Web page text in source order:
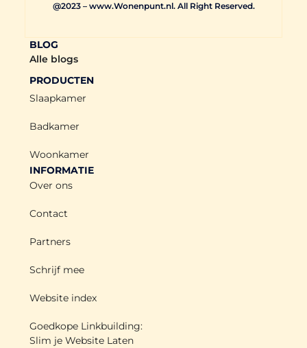
@2023 – www.Wonenpunt.nl. All Right Reserved.
BLOG
Alle blogs
PRODUCTEN
Slaapkamer
Badkamer
Woonkamer
INFORMATIE
Over ons
Contact
Partners
Schrijf mee
Website index
Goedkope Linkbuilding:
Slim je Website Laten